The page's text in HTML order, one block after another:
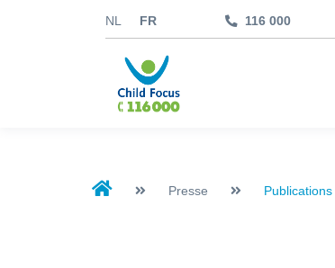
NL FR 116 000
Presse Publications